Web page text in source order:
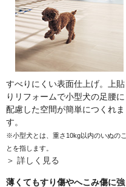
すべりにくい表面仕上げ。上貼
りリフォームで小型犬の足腰に
配慮した空間が簡単につくれま
す。
※小型犬とは、重さ10kg以内のいぬのこ
とを指します。
＞ 詳しく見る
薄くてもすり傷やへこみ傷に強